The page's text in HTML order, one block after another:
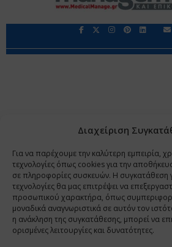
Διαχείριση
Για να παρέχουμε την καλύτερη εμπειρία,
τεχνολογίες όπως cookies για την
σε πληροφορίες συσκευών. Η συγκατάθεση
τεχνολογίες θα μας επιτρέψει να
προσωπικού χαρακτήρα, όπως
μοναδικά αναγνωριστικά σε αυτόν τον
η ανάκληση της συγκατάθεσης, μπορεί να
ορισμένες λειτουργίες και δυνατότητες.
Copyright 2009 - 2026 ©
www.PharmaManage.gr •
•
www.GreekShares.com •
PharmaManage.gr •